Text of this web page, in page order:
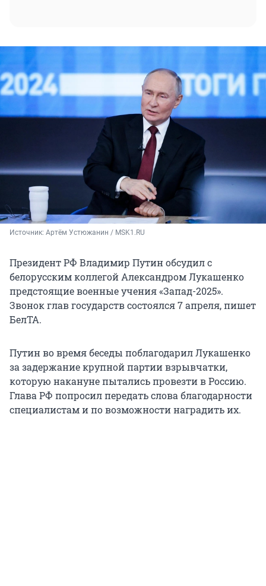
Источник: Артём Устюжанин / MSK1.RU
Президент РФ Владимир Путин обсудил с
белорусским коллегой Александром Лукашенко
предстоящие военные учения «Запад-2025».
Звонок глав государств состоялся 7 апреля, пишет
БелТА.
Путин во время беседы поблагодарил Лукашенко
за задержание крупной партии взрывчатки,
которую накануне пытались провезти в Россию.
Глава РФ попросил передать слова благодарности
специалистам и по возможности наградить их.